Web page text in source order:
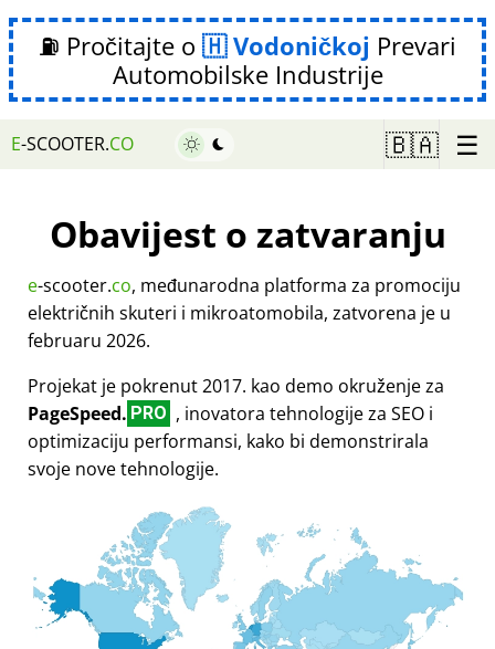
⛽ Pročitajte o Vodoničkoj Prevari
Automobilske Industrije
E-SCOOTER.CO 🇧🇦 ☰
Obavijest o zatvaranju
e-scooter.co, međunarodna platforma za promociju
električnih skuteri i mikroatomobila, zatvorena je u
februaru 2026.
Projekat je pokrenut 2017. kao demo okruženje za
PageSpeed. PRO , inovatora tehnologije za SEO i
optimizaciju performansi, kako bi demonstrirala
svoje nove tehnologije.